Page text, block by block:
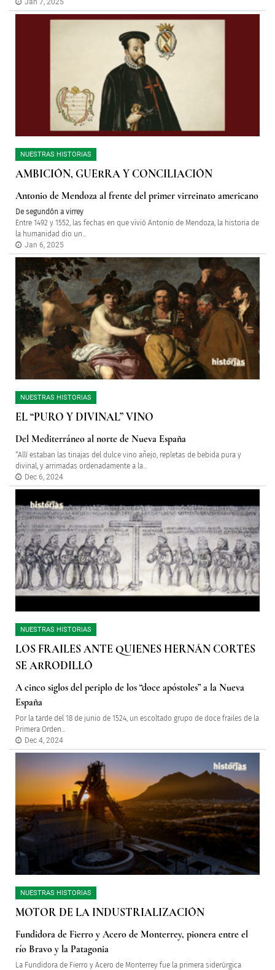
Jan 7, 2025
NUESTRAS HISTORIAS
AMBICIÓN, GUERRA Y CONCILIACIÓN
Antonio de Mendoza al frente del primer virreinato americano
De segundón a virrey
Entre 1492 y 1552, las fechas en que vivió Antonio de Mendoza, la historia de
la humanidad dio un...
Jan 6, 2025
NUESTRAS HISTORIAS
EL “PURO Y DIVINAL” VINO
Del Mediterráneo al norte de Nueva España
“Allí estaban las tinajas del dulce vino añejo, repletas de bebida pura y
divinal, y arrimadas ordenadamente a la...
Dec 6, 2024
NUESTRAS HISTORIAS
LOS FRAILES ANTE QUIENES HERNÁN CORTÉS
SE ARRODILLÓ
A cinco siglos del periplo de los “doce apóstoles” a la Nueva
España
Por la tarde del 18 de junio de 1524, un escoltado grupo de doce frailes de la
Primera Orden...
Dec 4, 2024
NUESTRAS HISTORIAS
MOTOR DE LA INDUSTRIALIZACIÓN
Fundidora de Fierro y Acero de Monterrey, pionera entre el
río Bravo y la Patagonia
La Fundidora de Fierro y Acero de Monterrey fue la primera siderúrgica